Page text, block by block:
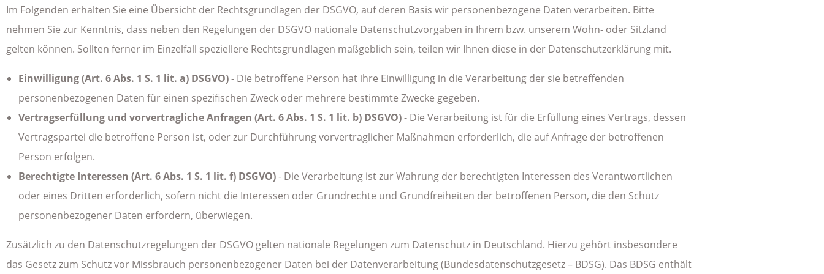
Im Folgenden erhalten Sie eine Übersicht der Rechtsgrundlagen der DSGVO, auf deren Basis wir personenbezogene Daten verarbeiten. Bitte
nehmen Sie zur Kenntnis, dass neben den Regelungen der DSGVO nationale Datenschutzvorgaben in Ihrem bzw. unserem Wohn- oder Sitzland
gelten können. Sollten ferner im Einzelfall speziellere Rechtsgrundlagen maßgeblich sein, teilen wir Ihnen diese in der Datenschutzerklärung mit.
Einwilligung (Art. 6 Abs. 1 S. 1 lit. a) DSGVO)- Die betroffene Person hat ihre Einwilligung in die Verarbeitung der sie betreffenden
personenbezogenen Daten für einen spezifischen Zweck oder mehrere bestimmte Zwecke gegeben.
Vertragserfüllung und vorvertragliche Anfragen (Art. 6 Abs. 1 S. 1 lit. b) DSGVO)- Die Verarbeitung ist für die Erfüllung eines Vertrags, dessen
Vertragspartei die betroffene Person ist, oder zur Durchführung vorvertraglicher Maßnahmen erforderlich, die auf Anfrage der betroffenen
Person erfolgen.
Berechtigte Interessen (Art. 6 Abs. 1 S. 1 lit. f) DSGVO)- Die Verarbeitung ist zur Wahrung der berechtigten Interessen des Verantwortlichen
oder eines Dritten erforderlich, sofern nicht die Interessen oder Grundrechte und Grundfreiheiten der betroffenen Person, die den Schutz
personenbezogener Daten erfordern, überwiegen.
Zusätzlich zu den Datenschutzregelungen der DSGVO gelten nationale Regelungen zum Datenschutz in Deutschland. Hierzu gehört insbesondere
das Gesetz zum Schutz vor Missbrauch personenbezogener Daten bei der Datenverarbeitung (Bundesdatenschutzgesetz – BDSG). Das BDSG enthält